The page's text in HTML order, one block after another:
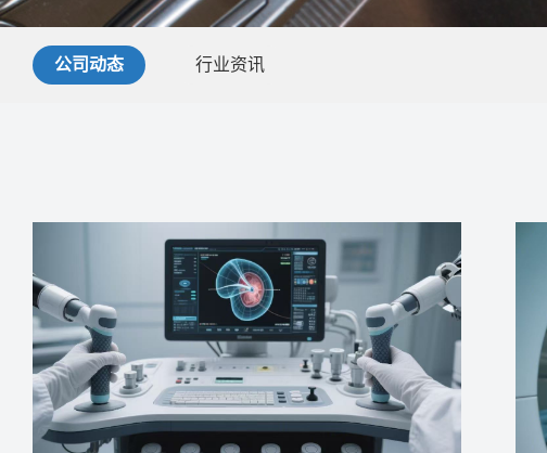
公司动态 行业资讯